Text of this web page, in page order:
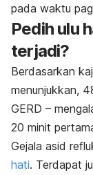
pada waktu
Pedih ulu
terjadi?
Berdasarkan
menunjukkan,
GERD –
20 minit
Gejala asid
hati. Terdapat